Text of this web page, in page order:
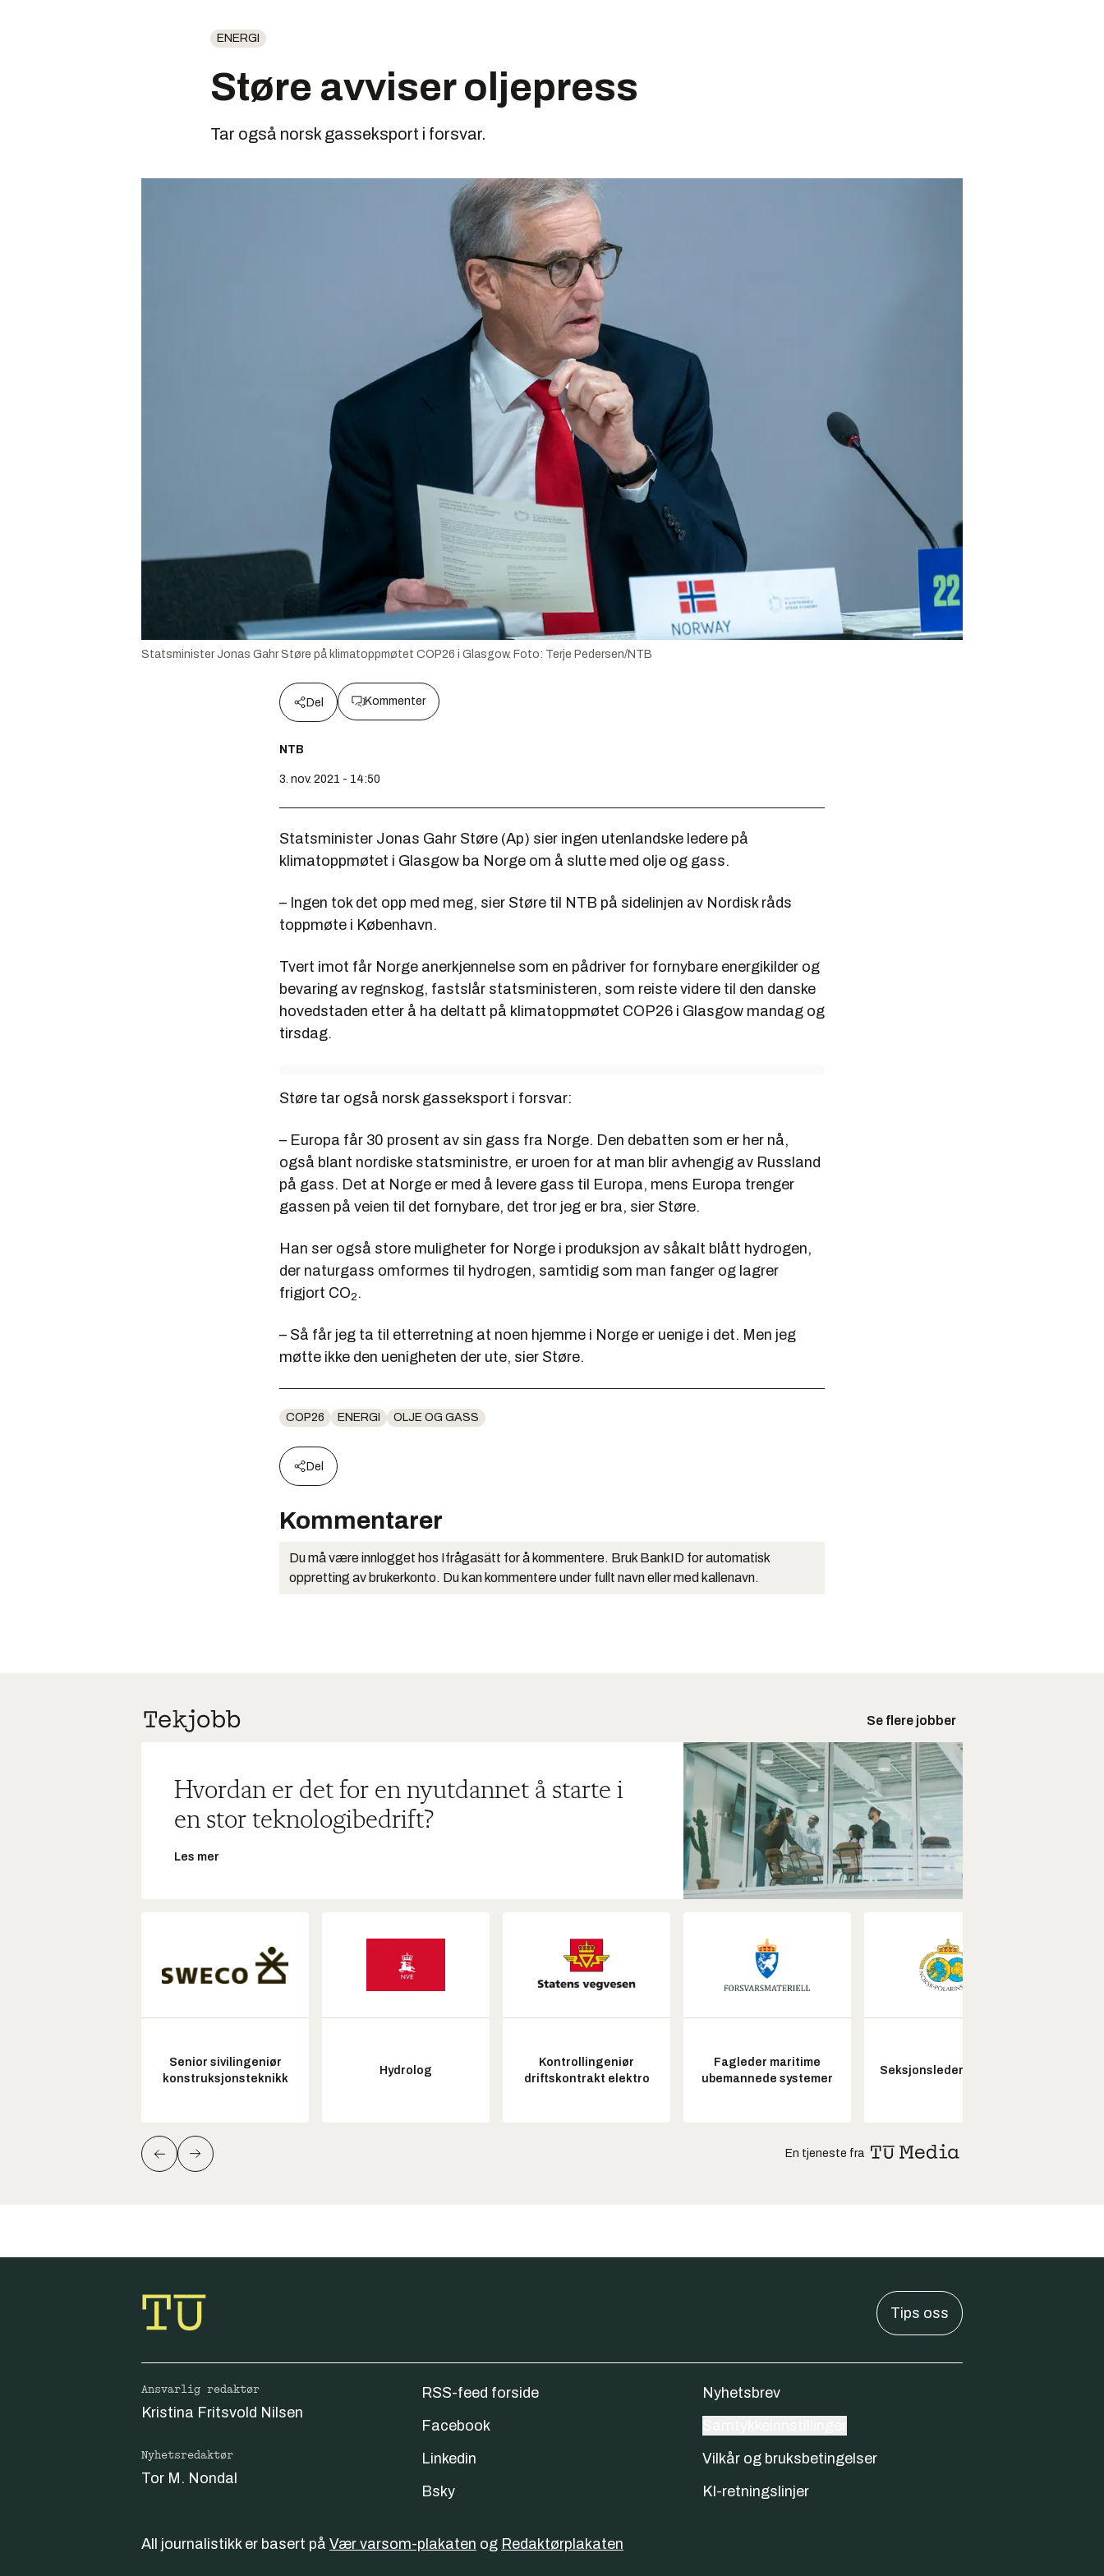
ENERGI
Støre avviser oljepress
Tar også norsk gasseksport i forsvar.
Statsminister Jonas Gahr Støre på klimatoppmøtet COP26 i Glasgow. Foto: Terje Pedersen/NTB
Del Kommenter
NTB
3. nov. 2021 - 14:50
Statsminister Jonas Gahr Støre (Ap) sier ingen utenlandske ledere på
klimatoppmøtet i Glasgow ba Norge om å slutte med olje og gass.
– Ingen tok det opp med meg, sier Støre til NTB på sidelinjen av Nordisk råds
toppmøte i København.
Tvert imot får Norge anerkjennelse som en pådriver for fornybare energikilder og
bevaring av regnskog, fastslår statsministeren, som reiste videre til den danske
hovedstaden etter å ha deltatt på klimatoppmøtet COP26 i Glasgow mandag og
tirsdag.
Støre tar også norsk gasseksport i forsvar:
– Europa får 30 prosent av sin gass fra Norge. Den debatten som er her nå,
også blant nordiske statsministre, er uroen for at man blir avhengig av Russland
på gass. Det at Norge er med å levere gass til Europa, mens Europa trenger
gassen på veien til det fornybare, det tror jeg er bra, sier Støre.
Han ser også store muligheter for Norge i produksjon av såkalt blått hydrogen,
der naturgass omformes til hydrogen, samtidig som man fanger og lagrer
frigjort CO2 .
– Så får jeg ta til etterretning at noen hjemme i Norge er uenige i det. Men jeg
møtte ikke den uenigheten der ute, sier Støre.
COP26 ENERGI OLJE OG GASS
Del
Kommentarer
Du må være innlogget hos Ifrågasätt for å kommentere. Bruk BankID for automatisk
oppretting av brukerkonto. Du kan kommentere under fullt navn eller med kallenavn.
Se flere jobber
Hvordan er det for en nyutdannet å starte i
en stor teknologibedrift?
Les mer
Senior sivilingeniør
konstruksjonsteknikk
Hydrolog
Kontrollingeniør
driftskontrakt elektro
Fagleder maritime
ubemannede systemer
Seksjonsleder Nye Troll
En tjeneste fra
Tips oss
Ansvarlig redaktør
Kristina Fritsvold Nilsen
Nyhetsredaktør
Tor M. Nondal
RSS-feed forside
Facebook
Linkedin
Bsky
Nyhetsbrev
Vilkår og bruksbetingelser
KI-retningslinjer
All journalistikk er basert på Vær varsom-plakaten og Redaktørplakaten